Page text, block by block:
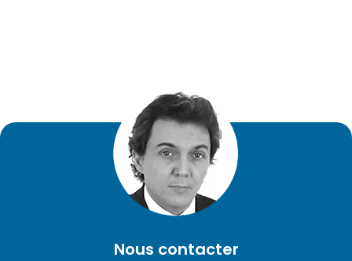
Nous contacter